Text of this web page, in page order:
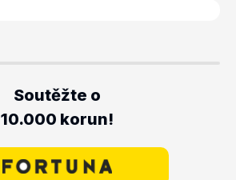
Soutěžte o
10.000 korun!